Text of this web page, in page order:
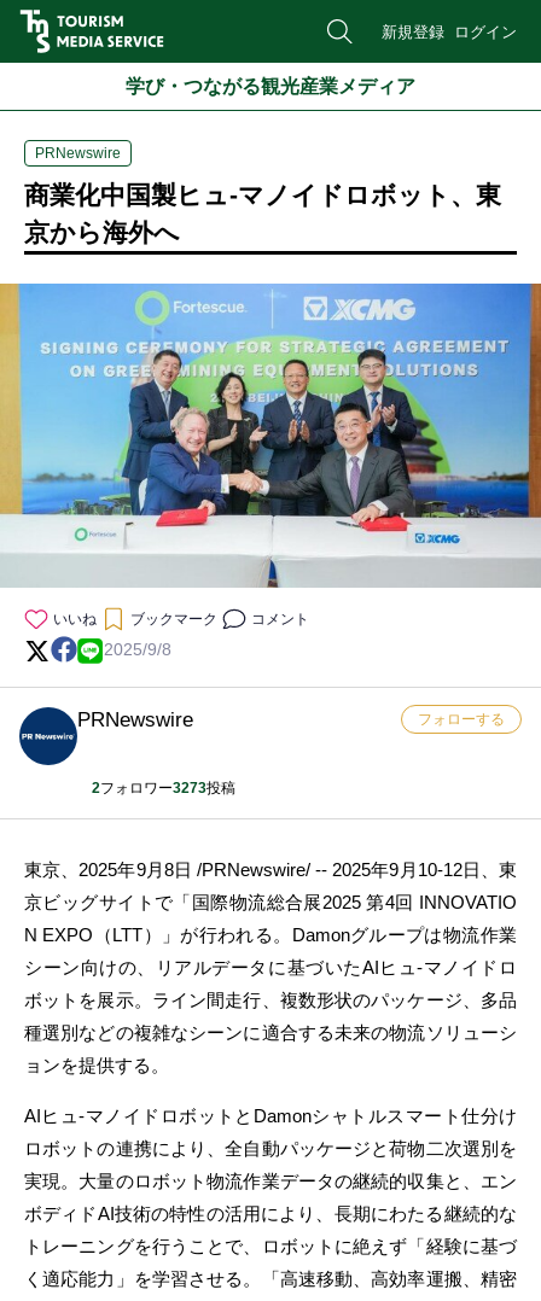
新規登録 ログイン
学び・つながる観光産業メディア
PRNewswire
商業化中国製ヒュ-マノイドロボット、東
京から海外へ
いいね ブックマーク コメント
2025/9/8
PRNewswire
2フォロワー3273投稿
フォローする
東京、2025年9月8日 /PRNewswire/ -- 2025年9月10-12日、東
京ビッグサイトで「国際物流総合展2025 第4回 INNOVATIO
N EXPO（LTT）」が行われる。Damonグループは物流作業
シーン向けの、リアルデータに基づいたAIヒュ-マノイドロ
ボットを展示。ライン間走行、複数形状のパッケージ、多品
種選別などの複雑なシーンに適合する未来の物流ソリューシ
ョンを提供する。
AIヒュ-マノイドロボットとDamonシャトルスマート仕分け
ロボットの連携により、全自動パッケージと荷物二次選別を
実現。大量のロボット物流作業データの継続的収集と、エン
ボディドAI技術の特性の活用により、長期にわたる継続的な
トレーニングを行うことで、ロボットに絶えず「経験に基づ
く適応能力」を学習させる。「高速移動、高効率運搬、精密